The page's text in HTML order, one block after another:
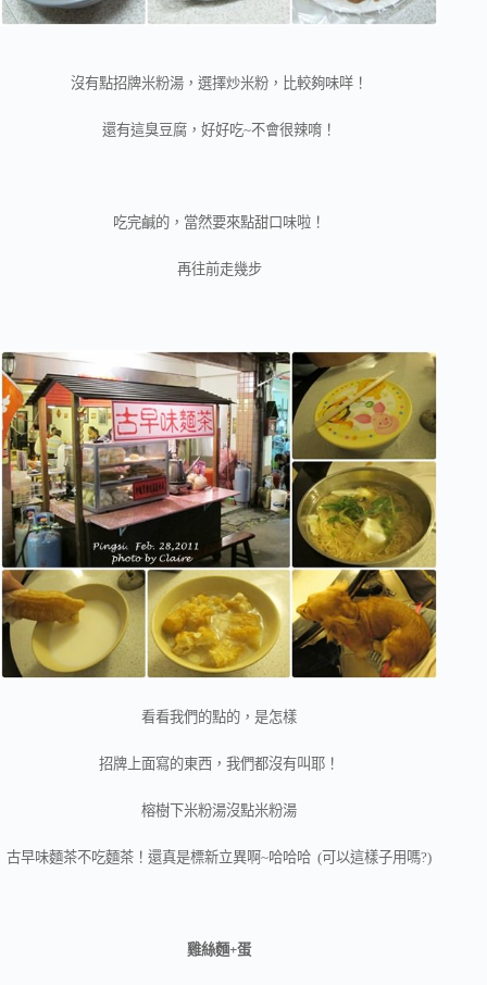
沒有點招牌米粉湯，選擇炒米粉，比較夠味咩！
還有這臭豆腐，好好吃~不會很辣唷！
吃完鹹的，當然要來點甜口味啦！
再往前走幾步
看看我們的點的，是怎樣
招牌上面寫的東西，我們都沒有叫耶！
榕樹下米粉湯沒點米粉湯
古早味麵茶不吃麵茶！還真是標新立異啊~哈哈哈 (可以這樣子用嗎?)
雞絲麵+蛋